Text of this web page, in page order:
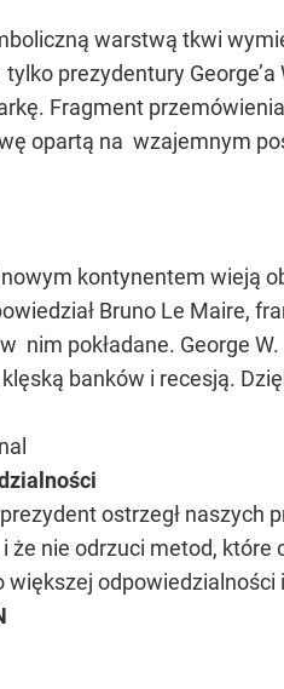
warstwą tkwi
prezydentury
Fragment
opartą na wzajemnym
kontynentem wieją
Bruno Le Maire,
nim pokładane. George
banków i recesją.
ostrzegł naszych
że nie odrzuci metod, które
większej